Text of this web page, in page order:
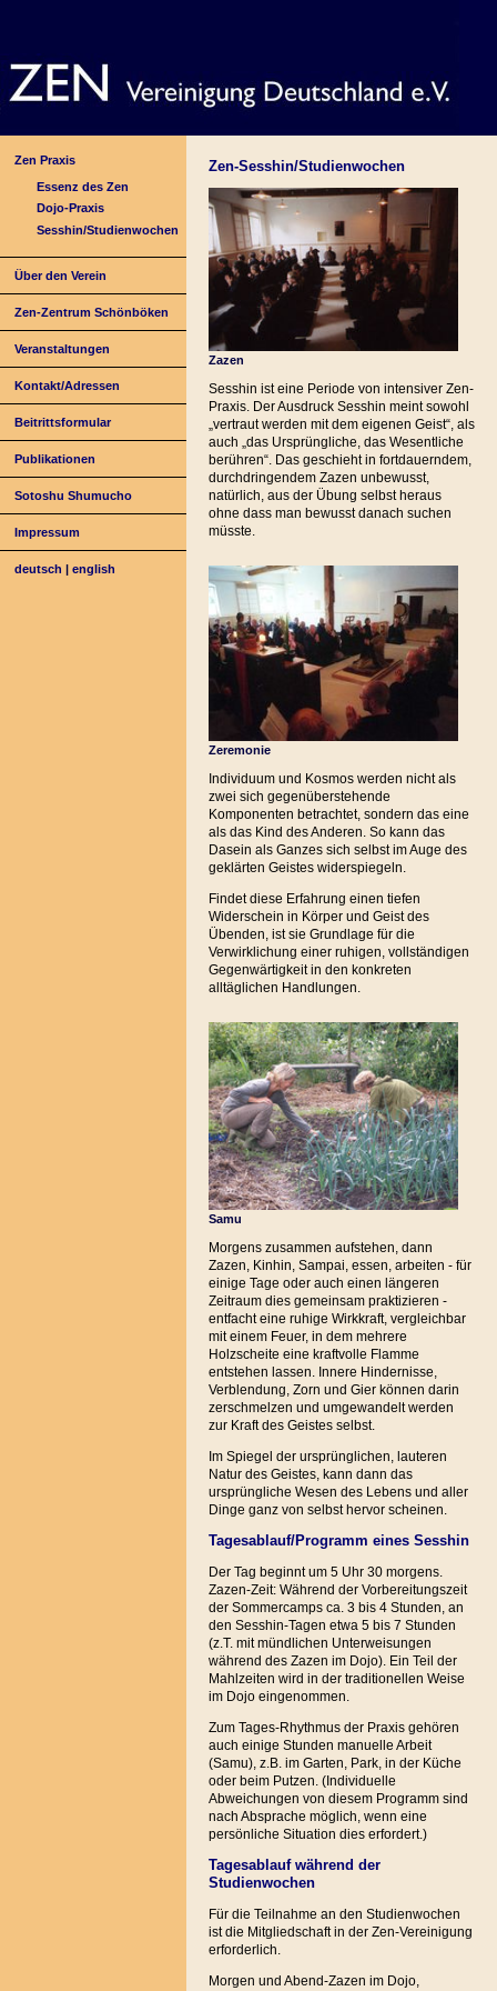
Zen Praxis
Essenz des Zen
Dojo-Praxis
Sesshin/Studienwochen
Über den Verein
Zen-Zentrum Schönböken
Veranstaltungen
Kontakt/Adressen
Beitrittsformular
Publikationen
Sotoshu Shumucho
Impressum
deutsch |english
Zen-Sesshin/Studienwochen
Zazen
Sesshin ist eine Periode von intensiver Zen-
Praxis. Der Ausdruck Sesshin meint sowohl
„vertraut werden mit dem eigenen Geist“, als
auch „das Ursprüngliche, das Wesentliche
berühren“. Das geschieht in fortdauerndem,
durchdringendem Zazen unbewusst,
natürlich, aus der Übung selbst heraus
ohne dass man bewusst danach suchen
müsste.
Zeremonie
Individuum und Kosmos werden nicht als
zwei sich gegenüberstehende
Komponenten betrachtet, sondern das eine
als das Kind des Anderen. So kann das
Dasein als Ganzes sich selbst im Auge des
geklärten Geistes widerspiegeln.
Findet diese Erfahrung einen tiefen
Widerschein in Körper und Geist des
Übenden, ist sie Grundlage für die
Verwirklichung einer ruhigen, vollständigen
Gegenwärtigkeit in den konkreten
alltäglichen Handlungen.
Samu
Morgens zusammen aufstehen, dann
Zazen, Kinhin, Sampai, essen, arbeiten - für
einige Tage oder auch einen längeren
Zeitraum dies gemeinsam praktizieren -
entfacht eine ruhige Wirkkraft, vergleichbar
mit einem Feuer, in dem mehrere
Holzscheite eine kraftvolle Flamme
entstehen lassen. Innere Hindernisse,
Verblendung, Zorn und Gier können darin
zerschmelzen und umgewandelt werden
zur Kraft des Geistes selbst.
Im Spiegel der ursprünglichen, lauteren
Natur des Geistes, kann dann das
ursprüngliche Wesen des Lebens und aller
Dinge ganz von selbst hervor scheinen.
Tagesablauf/Programm eines Sesshin
Der Tag beginnt um 5 Uhr 30 morgens.
Zazen-Zeit: Während der Vorbereitungszeit
der Sommercamps ca. 3 bis 4 Stunden, an
den Sesshin-Tagen etwa 5 bis 7 Stunden
(z.T. mit mündlichen Unterweisungen
während des Zazen im Dojo). Ein Teil der
Mahlzeiten wird in der traditionellen Weise
im Dojo eingenommen.
Zum Tages-Rhythmus der Praxis gehören
auch einige Stunden manuelle Arbeit
(Samu), z.B. im Garten, Park, in der Küche
oder beim Putzen. (Individuelle
Abweichungen von diesem Programm sind
nach Absprache möglich, wenn eine
persönliche Situation dies erfordert.)
Tagesablauf während der
Studienwochen
Für die Teilnahme an den Studienwochen
ist die Mitgliedschaft in der Zen-Vereinigung
erforderlich.
Morgen und Abend-Zazen im Dojo,